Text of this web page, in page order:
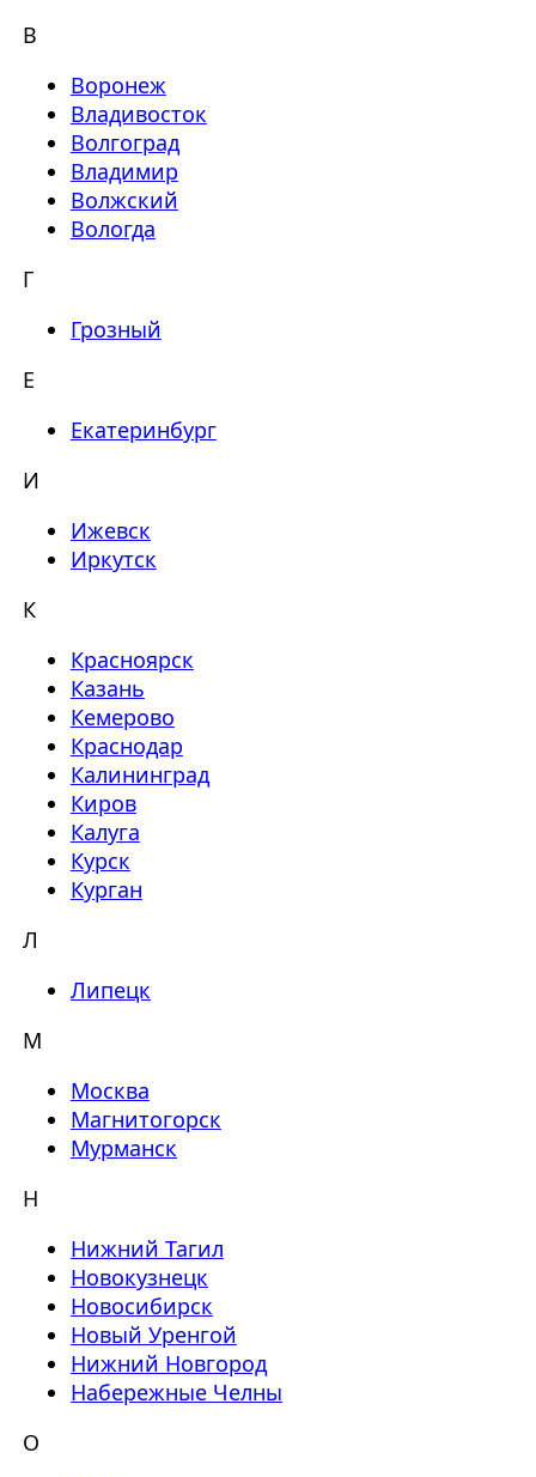
В
Воронеж
Владивосток
Волгоград
Владимир
Волжский
Вологда
Г
Грозный
Е
Екатеринбург
И
Ижевск
Иркутск
К
Красноярск
Казань
Кемерово
Краснодар
Калининград
Киров
Калуга
Курск
Курган
Л
Липецк
М
Москва
Магнитогорск
Мурманск
Н
Нижний Тагил
Новокузнецк
Новосибирск
Новый Уренгой
Нижний Новгород
Набережные Челны
О